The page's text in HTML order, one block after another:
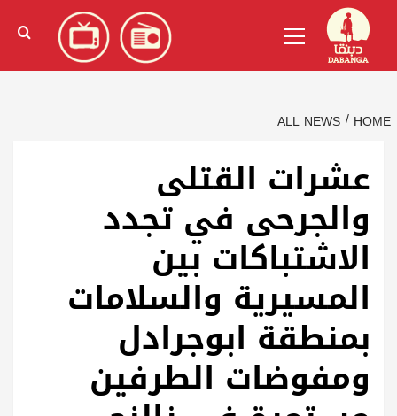
content
الإنجليزية)
Menu
HOME
ALL NEWS
عشرات القتلى
والجرحى في تجدد
الاشتباكات بين
المسيرية والسلامات
بمنطقة ابوجرادل
ومفوضات الطرفين